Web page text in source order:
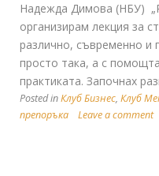
Надежда Димова (НБУ)
организирам лекция за
различно, съвременно и
просто така, а с
практиката. Започнах
Posted inКлуб Бизнес, Клуб
препоръка
Leave a comment